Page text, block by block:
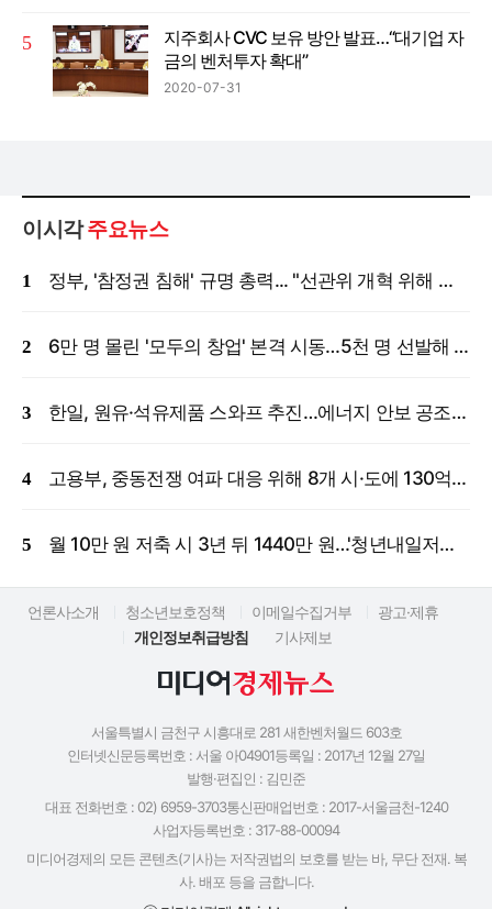
지주회사 CVC 보유 방안 발표…“대기업 자
금의 벤처투자 확대”
2020-07-31
이시각주요뉴스
정부, '참정권 침해' 규명 총력... "선관위 개혁 위해 국정조사 등 모든 조치"
6만 명 몰린 '모두의 창업' 본격 시동…5천 명 선발해 밀착 지원
한일, 원유·석유제품 스와프 추진…에너지 안보 공조 강화
고용부, 중동전쟁 여파 대응 위해 8개 시·도에 130억 원 긴급 투입
월 10만 원 저축 시 3년 뒤 1440만 원…'청년내일저축계좌' 신규 모집
언론사소개 청소년보호정책 이메일수집거부
광고·제휴
개인정보취급방침
기사제보
서울특별시 금천구 시흥대로 281 새한벤처월드 603호
인터넷신문등록번호 : 서울 아04901등록일 : 2017년 12월 27일
발행·편집인 : 김민준
대표 전화번호 : 02) 6959-3703통신판매업번호 : 2017-서울금천-1240
사업자등록번호 : 317-88-00094
미디어경제의 모든 콘텐츠(기사)는 저작권법의 보호를 받는 바, 무단 전재. 복
사. 배포 등을 금합니다.